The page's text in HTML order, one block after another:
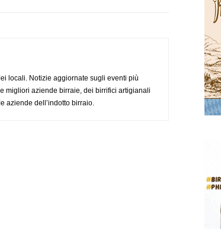
locali. Notizie aggiornate sugli eventi più
migliori aziende birraie, dei birrifici artigianali
aziende dell’indotto birraio.